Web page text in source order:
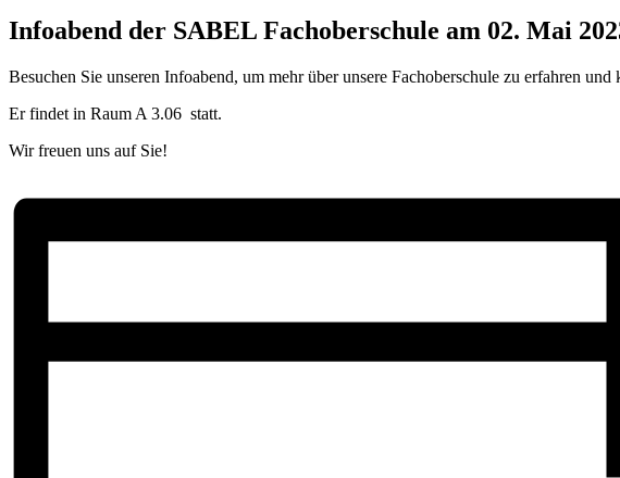
Infoabend der SABEL Fachoberschule am 02. Mai
Besuchen Sie unseren Infoabend, um mehr über unsere Fachoberschule zu erfahren
Er findet in Raum A 3.06 statt.
Wir freuen uns auf Sie!